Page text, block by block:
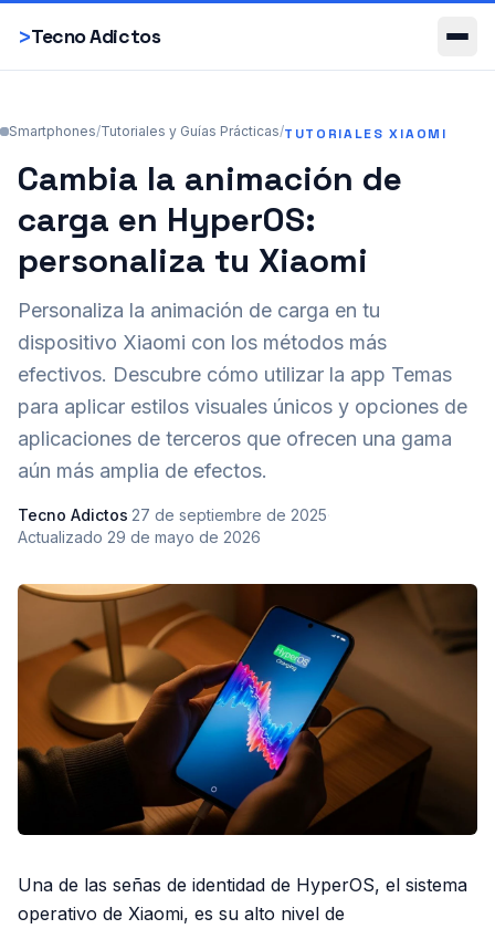
>Tecno Adictos
Smartphones
Smartphones/Tutoriales y Guías Prácticas/TUTORIALES XIAOMI
Cambia la animación de
carga en HyperOS:
personaliza tu Xiaomi
Personaliza la animación de carga en tu
dispositivo Xiaomi con los métodos más
efectivos. Descubre cómo utilizar la app Temas
para aplicar estilos visuales únicos y opciones de
aplicaciones de terceros que ofrecen una gama
aún más amplia de efectos.
Tecno Adictos·27 de septiembre de 2025·
Actualizado 29 de mayo de 2026
Una de las señas de identidad de HyperOS, el sistema
operativo de Xiaomi, es su alto nivel de